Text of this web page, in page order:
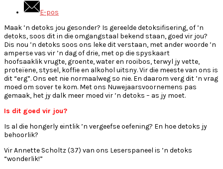
E-pos
Maak ’n detoks jou gesonder? Is gereelde detoksifisering, of ’n
detoks, soos dit in die omgangstaal bekend staan, goed vir jou?
Dis nou ’n detoks soos ons leke dit verstaan, met ander woorde ’n
amperse vas vir ’n dag of drie, met op die spyskaart
hoofsaaklik vrugte, groente, water en rooibos, terwyl jy vette,
proteïene, stysel, koffie en alkohol uitsny. Vir die meeste van ons is
dit “erg”. Ons eet nie normaalweg so nie. En daarom verg dit ’n vrag
moed om sover te kom. Met ons Nuwejaarsvoornemens pas
gemaak, het jy dalk meer moed vir ’n detoks – as jy moet.
Is dit goed vir jou?
Is al die hongerly eintlik ’n vergeefse oefening? En hoe detoks jy
behoorlik?
Vir Annette Scholtz (37) van ons Leserspaneel is ’n detoks
“wonderlik!”